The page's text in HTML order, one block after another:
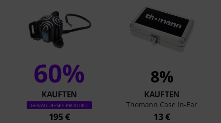
60%
KAUFTEN
GENAU DIESES PRODUKT
195 €
8%
KAUFTEN
Thomann Case In-Ear
13 €